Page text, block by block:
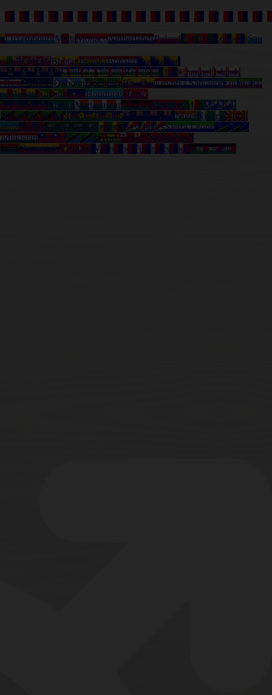
LuxembourgMaltaMonacoNetherlandsPolandPortugal RomaniaSan
BermudaBhutanBoliviaBonaireBosnia and
Cayman IslandsCentral-African Republic ChadChannel Islands
RicaCuracaoDjiboutiDominicaEcuadorEgyptEl SalvadorEquatorial
BissauGuyanaHaitiHondurasHong-
Macau MadagascarMalawiMaldivesMali Marshall
Nevis (St. Kitts)New CaledoniaNew ZealandNiger Nigeria North
SamoaSaudi ArabiaSenegalSeychellesSierra LeoneSolomon
TaiwanTanzaniaTogoTongaTrinidad and
VenezuelaVietnam Wallis and Futuna Islands West Bank /